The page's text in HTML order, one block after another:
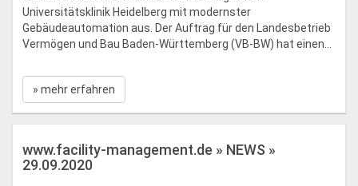
Universitätsklinik Heidelberg mit modernster
Gebäudeautomation aus. Der Auftrag für den Landesbetrieb
Vermögen und Bau Baden-Württemberg (VB-BW) hat einen...
» mehr erfahren
www.facility-management.de » NEWS »
29.09.2020